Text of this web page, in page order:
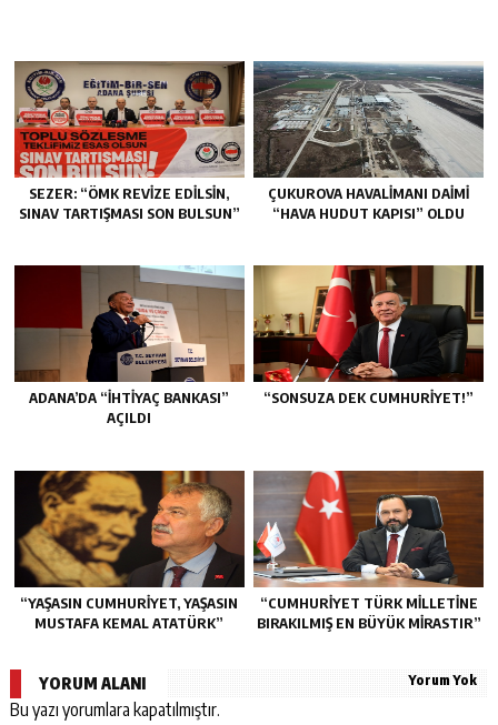
SEZER: “ÖMK REVİZE EDİLSİN,
SINAV TARTIŞMASI SON BULSUN”
ÇUKUROVA HAVALİMANI DAİMİ
“HAVA HUDUT KAPISI” OLDU
ADANA’DA “İHTİYAÇ BANKASI”
AÇILDI
“SONSUZA DEK CUMHURİYET!”
“YAŞASIN CUMHURİYET, YAŞASIN
MUSTAFA KEMAL ATATÜRK”
“CUMHURİYET TÜRK MİLLETİNE
BIRAKILMIŞ EN BÜYÜK MİRASTIR”
YORUM ALANI Yorum Yok
Bu yazı yorumlara kapatılmıştır.